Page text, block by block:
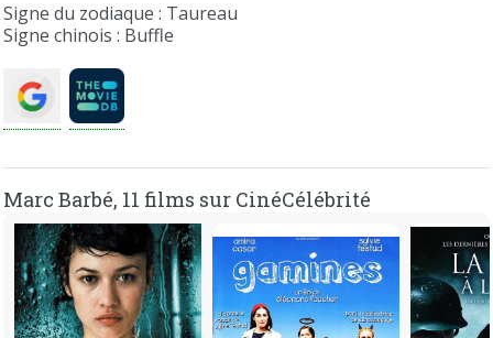
Signe du zodiaque : Taureau
Signe chinois : Buffle
Marc Barbé, 11 films sur CinéCélébrité